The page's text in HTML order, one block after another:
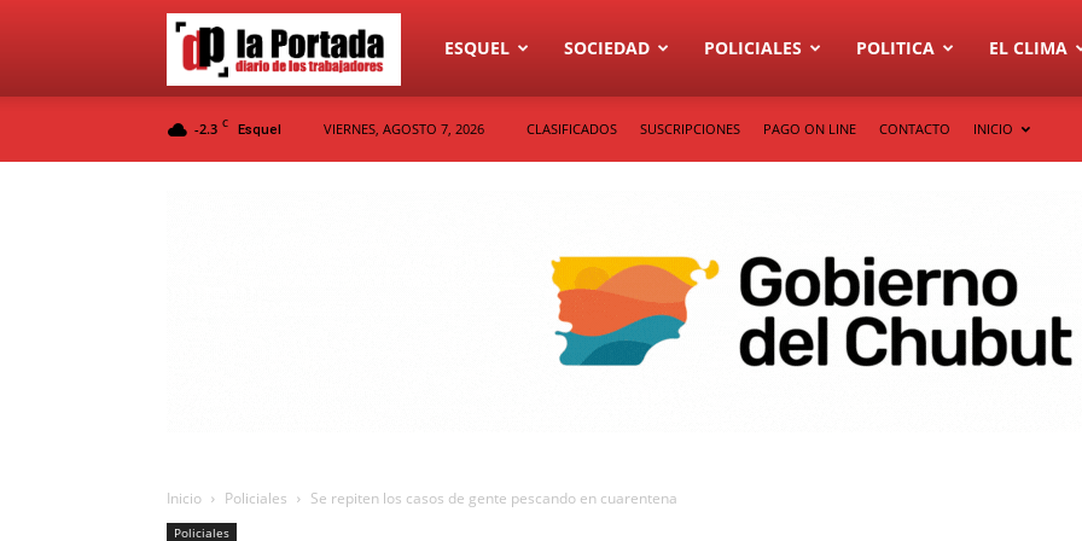
Diario
ESQUEL SOCIEDAD POLICIALES POLITICA EL CLIMA
-2.3 C Esquel VIERNES, AGOSTO 7, 2026 CLASIFICADOS SUSCRIPCIONES PAGO ON LINE CONTACTO INICIO
Inicio Policiales Se repiten los casos de gente pescando en cuarentena
Policiales